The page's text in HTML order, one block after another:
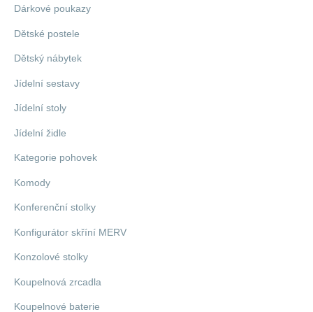
Dárkové poukazy
Dětské postele
Dětský nábytek
Jídelní sestavy
Jídelní stoly
Jídelní židle
Kategorie pohovek
Komody
Konferenční stolky
Konfigurátor skříní MERV
Konzolové stolky
Koupelnová zrcadla
Koupelnové baterie